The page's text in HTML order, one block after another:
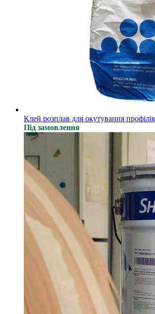
Клей розплав для окутування
Під замовлення